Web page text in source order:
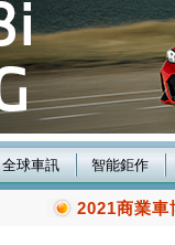
全球車訊 智能鉅作
2021商業車